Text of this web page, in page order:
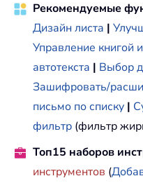
Рекомендуемые
Дизайн листа |
Управление книгой
автотекста | Выбор
Зашифровать/
письмо по списку |
фильтр (фильтр
Топ15 наборов
инструментов (